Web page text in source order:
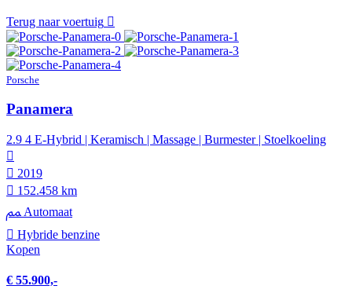
Terug naar voertuig
Porsche
Panamera
2.9 4 E-Hybrid | Keramisch | Massage | Burmester | Stoelkoeling
2019
152.458 km
Automaat
Hybride benzine
Kopen
€ 55.900,-